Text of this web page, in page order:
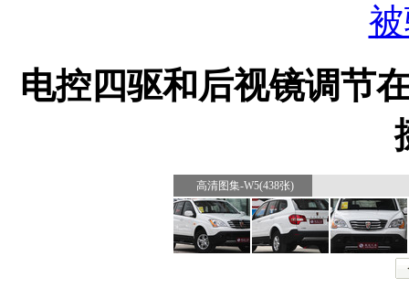
电控四驱和后视镜调节
高清图集-W5(438张)